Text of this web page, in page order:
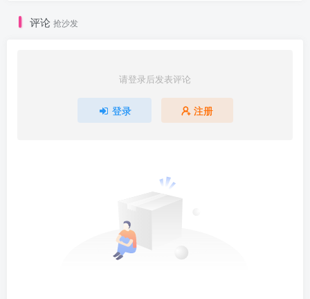
评论 抢沙发
请登录后发表评论
登录 注册